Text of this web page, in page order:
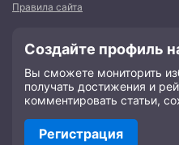
Правила сайта
Создайте профиль
Вы сможете мониторить
получать достижения и
комментировать статьи,
Регистрация